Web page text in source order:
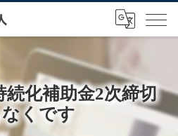
化補助金2次締切
なくです